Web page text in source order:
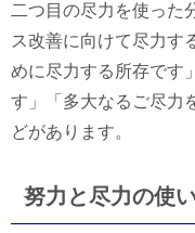
二つ目の尽力を使った
ス改善に向けて尽力す
めに尽力する所存です
す」「多大なるご尽力
どがあります。
努力と尽力の使